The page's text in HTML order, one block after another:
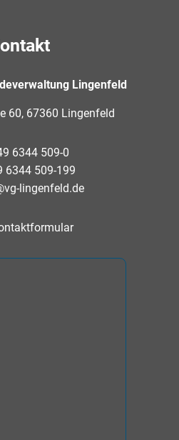
Lingenfeld
60, 67360 Lingenfeld
6344 509-0
6344 509-199
lingenfeld.de